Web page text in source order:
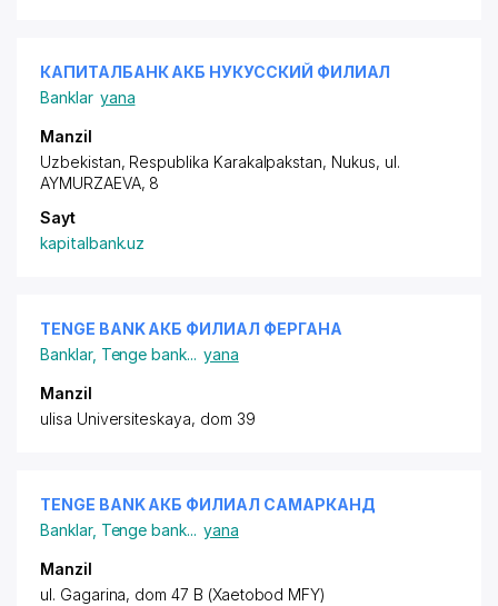
КАПИТАЛБАНК АКБ НУКУССКИЙ ФИЛИАЛ
Banklar yana
Manzil
Uzbekistan, Respublika Karakalpakstan, Nukus, ul.
AYMURZAEVA, 8
Sayt
kapitalbank.uz
TENGE BANK АКБ ФИЛИАЛ ФЕРГАНА
Banklar, Tenge bank... yana
Manzil
ulisa Universiteskaya, dom 39
TENGE BANK АКБ ФИЛИАЛ САМАРКАНД
Banklar, Tenge bank... yana
Manzil
ul. Gagarina, dom 47 B (Xaetobod MFY)